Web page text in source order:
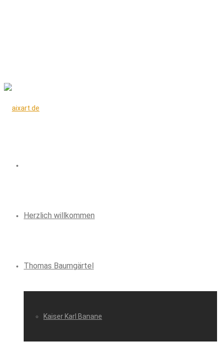
Herzlich willkommen
Thomas Baumgärtel
Kaiser Karl Banane